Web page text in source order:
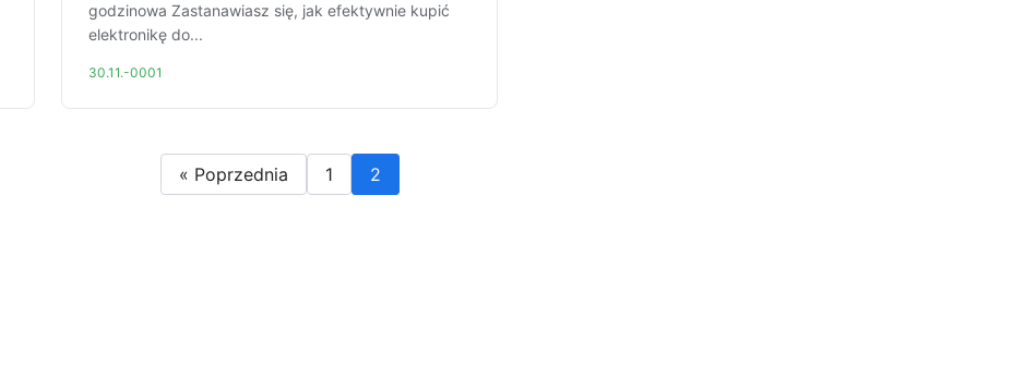
godzinowa Zastanawiasz się, jak efektywnie kupić
elektronikę do...
30.11.-0001
« Poprzednia 1 2